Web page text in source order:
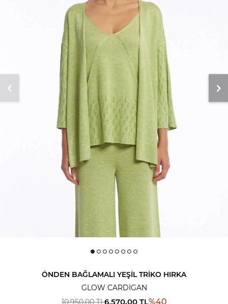
ÖNDEN BAĞLAMALI YEŞIL TRIKO HIRKA
GLOW CARDIGAN
10.950,00TL6.570,00 TL%40